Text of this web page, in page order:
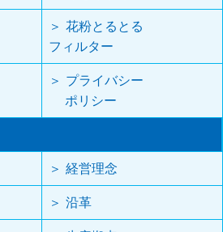
花粉とるとる
フィルター
プライバシー
ポリシー
経営理念
沿革